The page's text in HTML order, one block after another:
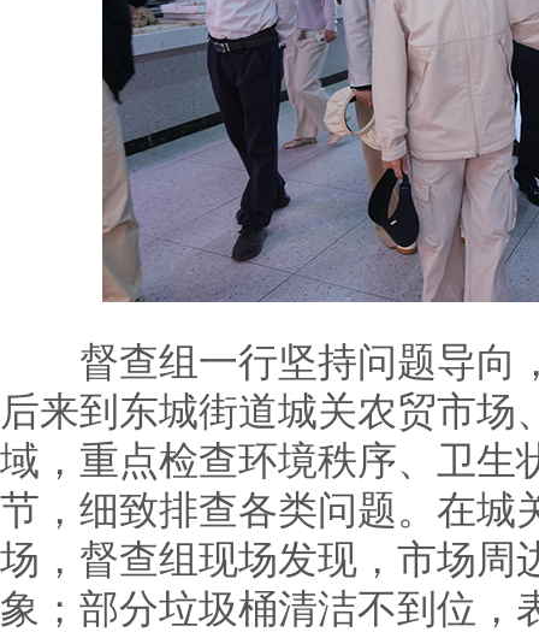
督查组一行坚持问题导向
后来到东城街道城关农贸市场
域，重点检查环境秩序、卫生
节，细致排查各类问题。在城
场，督查组现场发现，市场周
象；部分垃圾桶清洁不到位，